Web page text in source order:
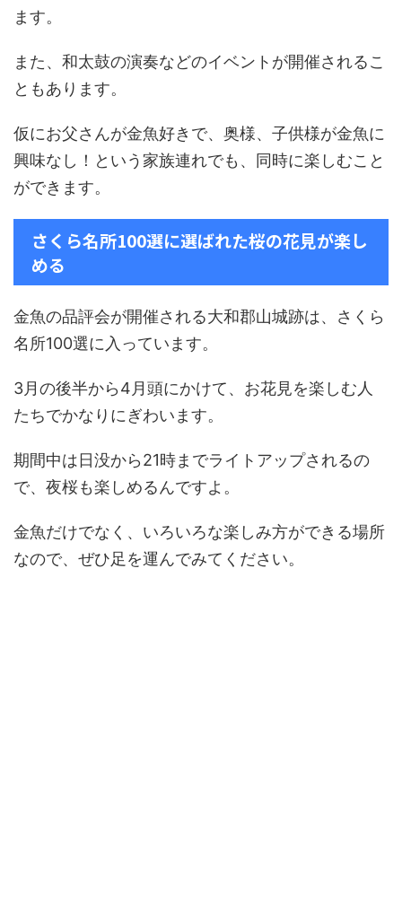
ます。
また、和太鼓の演奏などのイベントが開催されるこ
ともあります。
仮にお父さんが金魚好きで、奥様、子供様が金魚に
興味なし！という家族連れでも、同時に楽しむこと
ができます。
さくら名所100選に選ばれた桜の花見が楽し
める
金魚の品評会が開催される大和郡山城跡は、さくら
名所100選に入っています。
3月の後半から4月頭にかけて、お花見を楽しむ人
たちでかなりにぎわいます。
期間中は日没から21時までライトアップされるの
で、夜桜も楽しめるんですよ。
金魚だけでなく、いろいろな楽しみ方ができる場所
なので、ぜひ足を運んでみてください。